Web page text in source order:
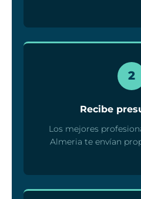
2
Recibe
Los mejores
Almeria te envían